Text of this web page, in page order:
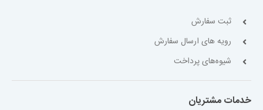
ثبت سفارش
رویه های ارسال سفارش
شیوه‌های پرداخت
خدمات مشتریان